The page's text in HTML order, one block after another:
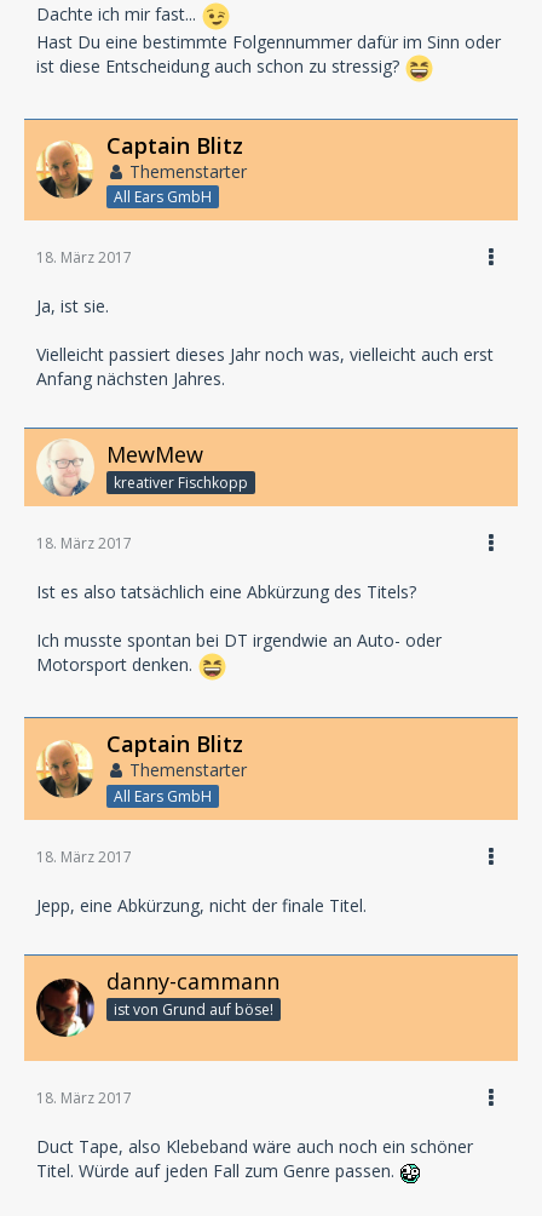
Dachte ich mir fast...
Hast Du eine bestimmte Folgennummer dafür im Sinn oder
ist diese Entscheidung auch schon zu stressig?
Captain Blitz
Themenstarter
All Ears GmbH
18. März 2017
Ja, ist sie.
Vielleicht passiert dieses Jahr noch was, vielleicht auch erst
Anfang nächsten Jahres.
MewMew
kreativer Fischkopp
18. März 2017
Ist es also tatsächlich eine Abkürzung des Titels?
Ich musste spontan bei DT irgendwie an Auto- oder
Motorsport denken.
Captain Blitz
Themenstarter
All Ears GmbH
18. März 2017
Jepp, eine Abkürzung, nicht der finale Titel.
danny-cammann
ist von Grund auf böse!
18. März 2017
Duct Tape, also Klebeband wäre auch noch ein schöner
Titel. Würde auf jeden Fall zum Genre passen.